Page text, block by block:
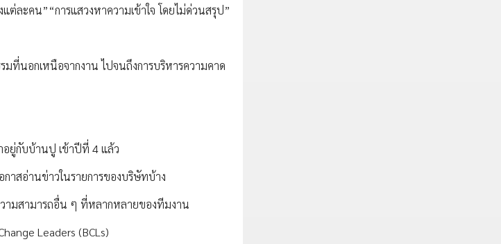
ละคน”“การแสวงหาความเข้าใจ โดยไม่ด่วนสรุป”
ที่นอกเหนือจากงาน ไปจนถึงการบริหารความคาด
อยู่กับบ้านปู เข้าปีที่ 4 แล้ว
าสอ่านข่าวในรายการของบริษัทบ้าง
วามสามารถอื่น ๆ ที่หลากหลายของทีมงาน
Leaders (BCLs)